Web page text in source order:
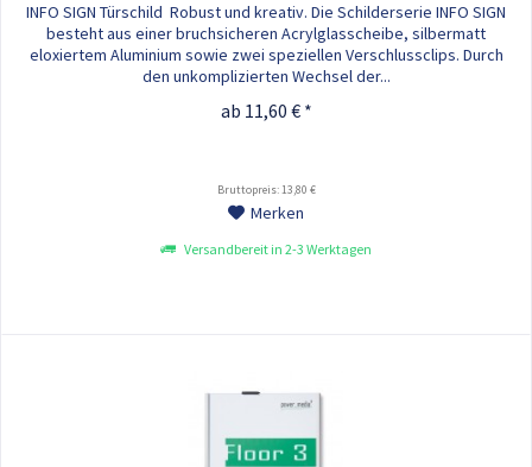
INFO SIGN Türschild Robust und kreativ. Die Schilderserie INFO SIGN
besteht aus einer bruchsicheren Acrylglasscheibe, silbermatt
eloxiertem Aluminium sowie zwei speziellen Verschlussclips. Durch
den unkomplizierten Wechsel der...
ab 11,60 € *
Bruttopreis: 13,80 €
Merken
Versandbereit in 2-3 Werktagen